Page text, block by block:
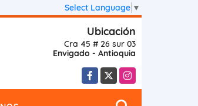
Select Language ▼
Ubicación
Cra 45 # 26 sur 03
Envigado - Antioquia
Facebook
X Instagram